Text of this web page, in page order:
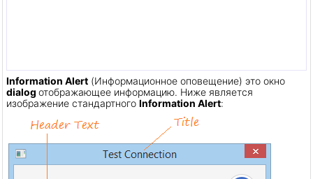
Information Alert (Информационное оповещение) это окно
dialog отображающее информацию. Ниже является
изображение стандартного Information Alert: